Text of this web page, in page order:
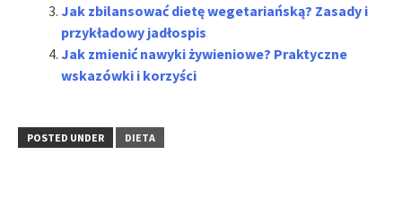
Jak zbilansować dietę wegetariańską? Zasady i
przykładowy jadłospis
Jak zmienić nawyki żywieniowe? Praktyczne
wskazówki i korzyści
POSTED UNDER DIETA